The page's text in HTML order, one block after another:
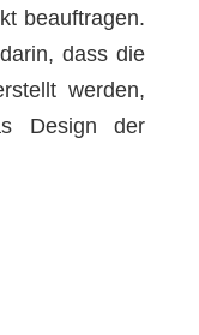
beauftragen.
dass die
werden,
Design der